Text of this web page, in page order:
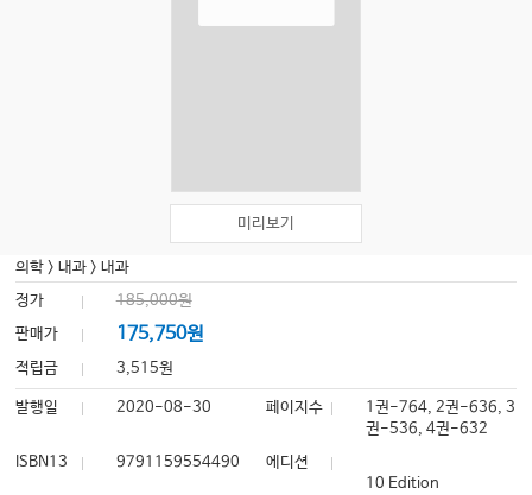
미리보기
의학 >내과 >내과
정가
185,000원
판매가
175,750원
적립금 3,515원
발행일 2020-08-30 페이지수
1권-764, 2권-636, 3
권-536, 4권-632
ISBN13
9791159554490
에디션
10 Edition